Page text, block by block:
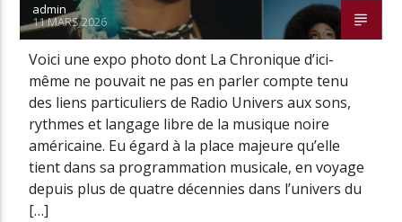
admin
11 MARS 2026
Voici une expo photo dont La Chronique d’ici-
même ne pouvait ne pas en parler compte tenu
des liens particuliers de Radio Univers aux sons,
rythmes et langage libre de la musique noire
américaine. Eu égard à la place majeure qu’elle
tient dans sa programmation musicale, en voyage
depuis plus de quatre décennies dans l’univers du
[…]